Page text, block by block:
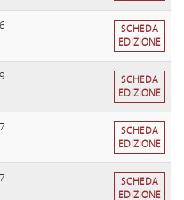
SCHEDA
EDIZIONE
SCHEDA
EDIZIONE
SCHEDA
EDIZIONE
SCHEDA
EDIZIONE